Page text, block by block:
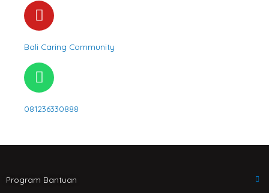
a
g
r
a
m
Y
o
t
u
b
e
Bali Caring Community
W
h
t
a
p
081236330888
Program Bantuan